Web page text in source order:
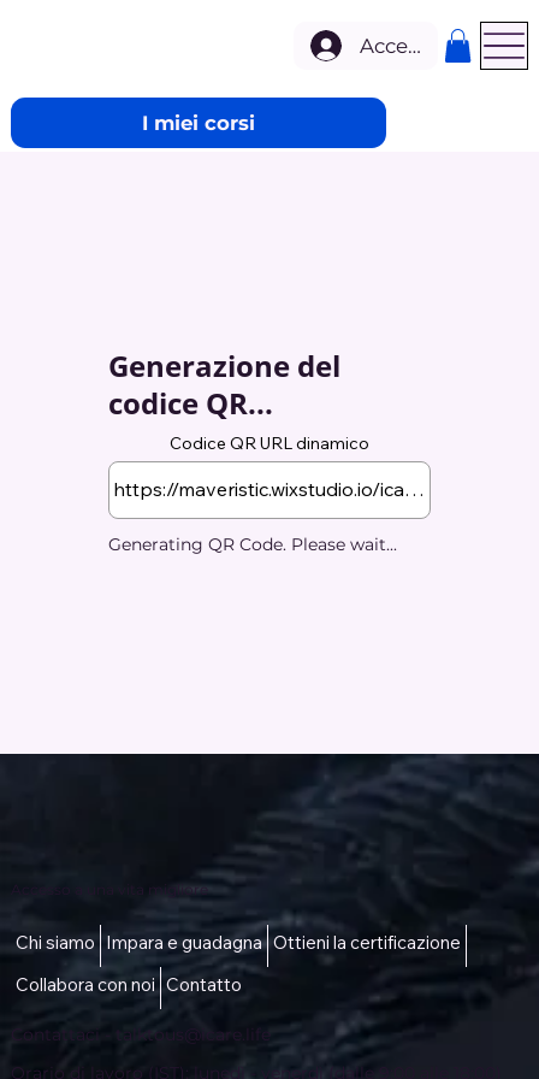
I miei corsi
Accedi
Generazione del
codice QR...
Codice QR URL dinamico
Generating QR Code. Please wait...
Accesso a una vita migliore
Contattaci - talktous@icare.life
Chi siamo Impara e guadagna Ottieni la certificazione
Collabora con noi Contatto
Orario di lavoro (IST): lunedì - venerdì (dalle 9:00 alle 18:00)